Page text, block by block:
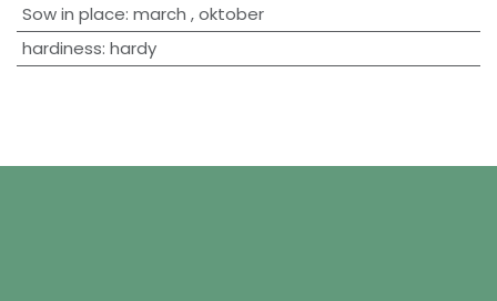
Sow in place: march ,oktober
hardiness: hardy